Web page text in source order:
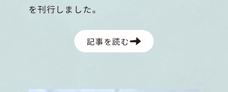
を刊行しました。
記事を読む